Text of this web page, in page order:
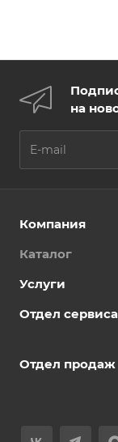
на
Компания
Каталог
Услуги
Отдел сервиса
Отдел продаж